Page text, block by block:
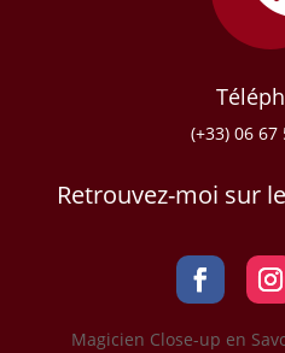
(+33) 06 67
Retrouvez-moi sur
Magicien Close-up en